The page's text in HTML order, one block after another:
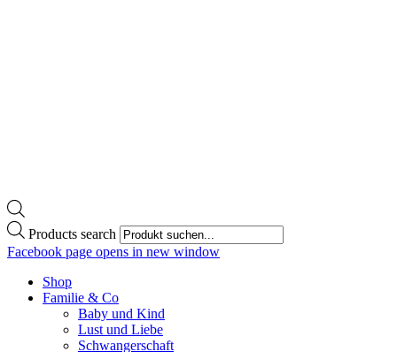
Products search
Facebook page opens in new window
Shop
Familie & Co
Baby und Kind
Lust und Liebe
Schwangerschaft